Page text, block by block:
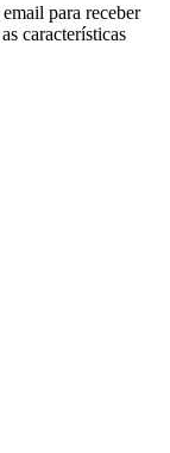
para receber
características